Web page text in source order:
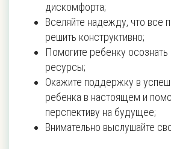
дискомфорта;
Вселяйте надежду, что
решить конструктивно;
Помогите ребенку осознать
ресурсы;
Окажите поддержку в
ребенка в настоящем и
перспективу на будущее;
Внимательно выслушайте